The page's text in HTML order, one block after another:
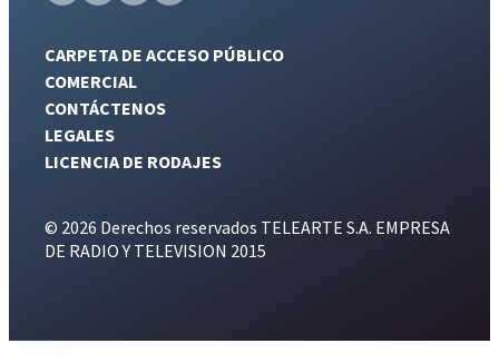
CARPETA DE ACCESO PÚBLICO
COMERCIAL
CONTÁCTENOS
LEGALES
LICENCIA DE RODAJES
© 2026 Derechos reservados TELEARTE S.A. EMPRESA
DE RADIO Y TELEVISION 2015